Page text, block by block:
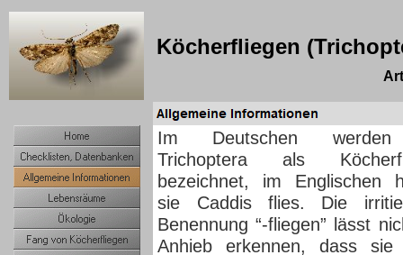
Köcherfliegen
Im Deutschen
Trichoptera als
bezeichnet, im Englischen
sie Caddis flies. Die
Benennung “-fliegen” lässt
Anhieb erkennen, dass sie